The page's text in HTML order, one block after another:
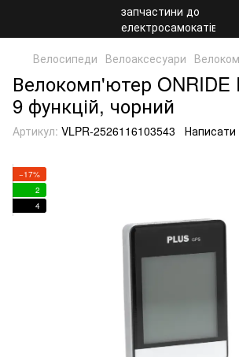
Велосипеди Велоаксесуари
Велокомп'ютер ONRIDE
9 функцій, чорний
Артикул: VLPR-2526116103543 Написати
−17%
2
4